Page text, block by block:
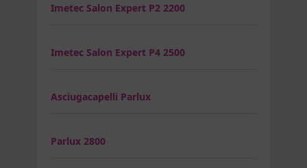
Imetec Salon Expert P2 2200
Imetec Salon Expert P4 2500
Asciugacapelli Parlux
Parlux 2800